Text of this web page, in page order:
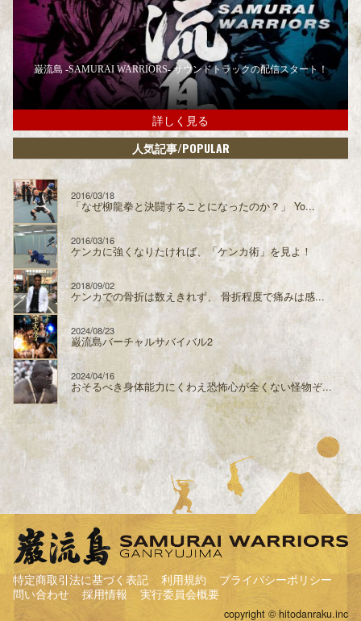
巌流島 -SAMURAI WARRIORS- サウンドトラックの配信スタート！
詳しく見る
人気記事/POPULAR
2016/03/18
「なぜ柳龍拳と決闘することになったのか？」 Yo...
2016/03/16
ケンカに強くなりたければ、「ケンカ術」を見よ！
2018/09/02
ケンカでの骨折は数えきれず、 骨折程度で痛みは感...
2024/08/23
巌流島バーチャルサバイバル2
2024/04/16
おそるべき身体能力にくわえ恐怖心が全くない怪物ぞ...
特定商取引法に基づく表記 利用規約
プライバシーポリシー
問い合わせ
採用情報 実行委員会概要
copyright © hitodanraku.inc